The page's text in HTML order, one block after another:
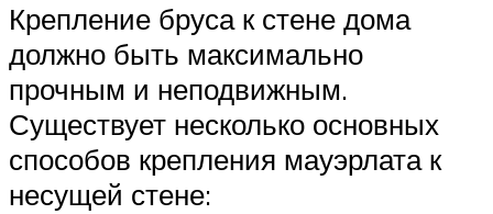
Крепление бруса к стене дома
должно быть максимально
прочным и неподвижным.
Существует несколько основных
способов крепления мауэрлата к
несущей стене: